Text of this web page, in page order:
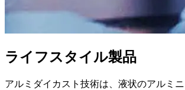
ライフスタイル製品
アルミダイカスト技術は、液状のアルミ